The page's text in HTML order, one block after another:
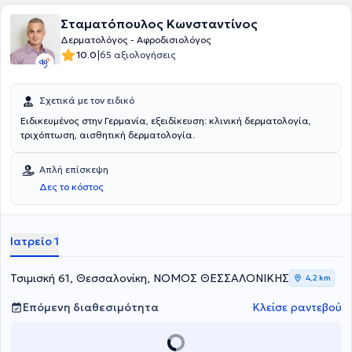
Σταματόπουλος Κωνσταντίνος
Δερματολόγος - Αφροδισιολόγος
10.0|65 αξιολογήσεις
Σχετικά με τον ειδικό
Ειδικευμένος στην Γερμανία, εξειδίκευση: κλινική δερματολογία,
τριχόπτωση, αισθητική δερματολογία.
Απλή επίσκεψη
Δες το κόστος
Ιατρείο 1
Τσιμισκή 61, Θεσσαλονίκη, ΝΟΜΟΣ ΘΕΣΣΑΛΟΝΙΚΗΣ 4,2 km
Επόμενη διαθεσιμότητα Κλείσε ραντεβού